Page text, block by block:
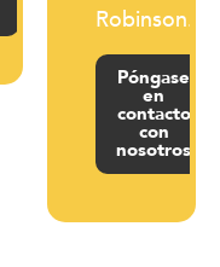
Robinson.
Póngase
en
contacto
con
nosotros